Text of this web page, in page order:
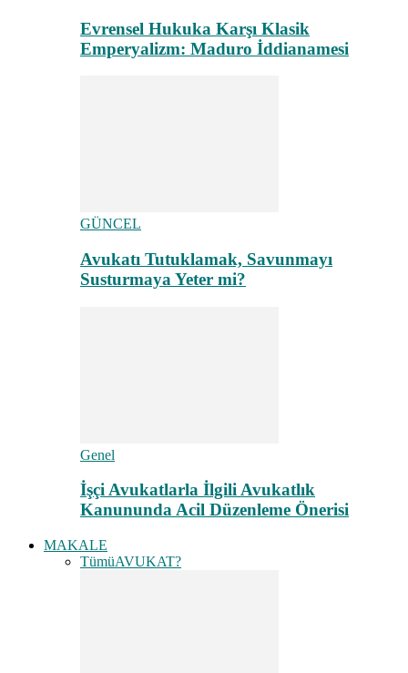
Evrensel Hukuka Karşı Klasik
Emperyalizm: Maduro İddianamesi
GÜNCEL
Avukatı Tutuklamak, Savunmayı
Susturmaya Yeter mi?
Genel
İşçi Avukatlarla İlgili Avukatlık
Kanununda Acil Düzenleme Önerisi
MAKALE
TümüAVUKAT?